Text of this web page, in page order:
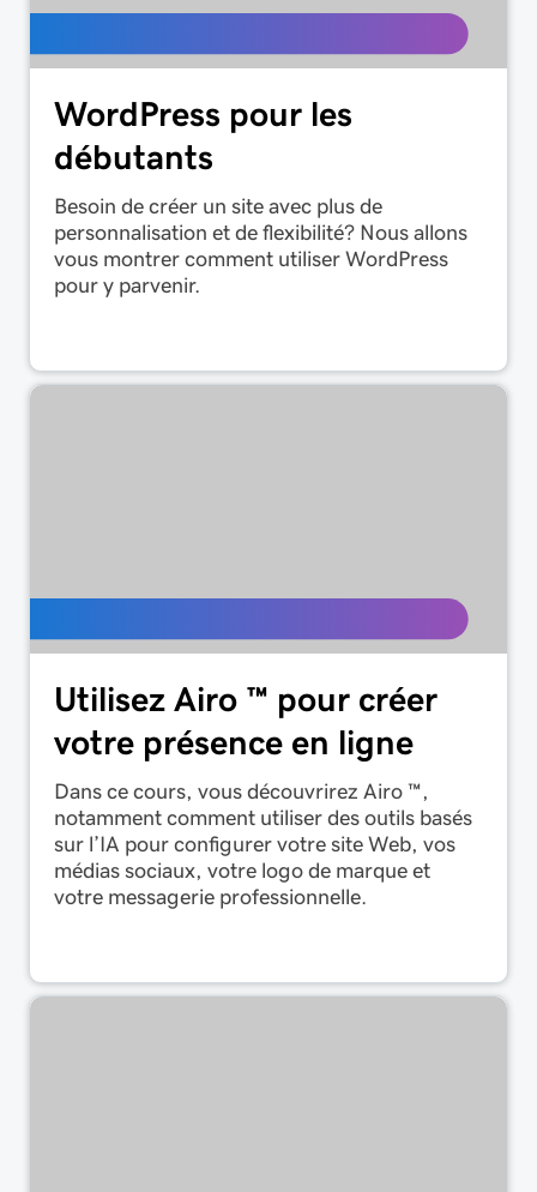
WordPress pour les
débutants
Besoin de créer un site avec plus de
personnalisation et de flexibilité? Nous allons
vous montrer comment utiliser WordPress
pour y parvenir.
Utilisez Airo ™ pour créer
votre présence en ligne
Dans ce cours, vous découvrirez Airo ™,
notamment comment utiliser des outils basés
sur l’IA pour configurer votre site Web, vos
médias sociaux, votre logo de marque et
votre messagerie professionnelle.